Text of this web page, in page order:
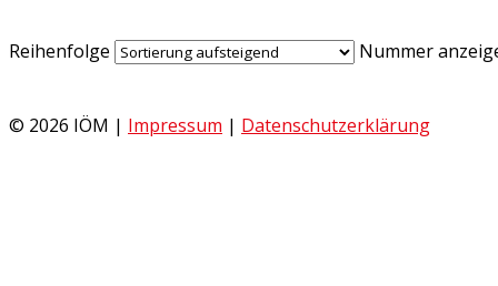
Reihenfolge Nummer
© 2026 IÖM | Impressum | Datenschutzerklärung